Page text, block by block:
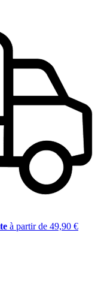
à partir de 49,90 €